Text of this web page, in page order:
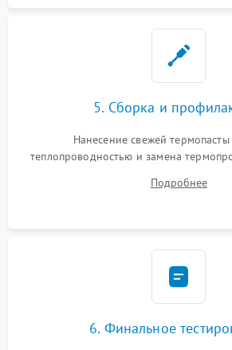
5. Сборка и
Нанесение свежей
теплопроводностью и замена
шлейфов, модулей памяти иПодробнее
6. Финальное